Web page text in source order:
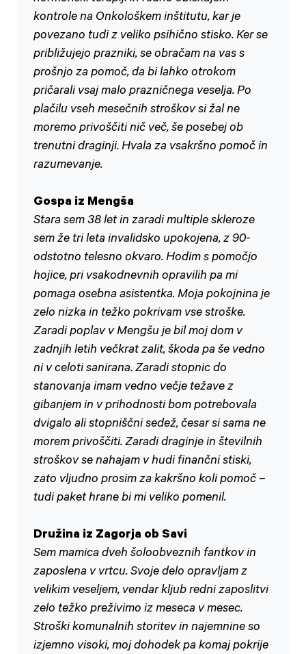
kontrole na Onkološkem inštitutu, kar je
povezano tudi z veliko psihično stisko. Ker se
približujejo prazniki, se obračam na vas s
prošnjo za pomoč, da bi lahko otrokom
pričarali vsaj malo prazničnega veselja. Po
plačilu vseh mesečnih stroškov si žal ne
moremo privoščiti nič več, še posebej ob
trenutni draginji. Hvala za vsakršno pomoč in
razumevanje.
Gospa iz Mengša
Stara sem 38 let in zaradi multiple skleroze
sem že tri leta invalidsko upokojena, z 90-
odstotno telesno okvaro. Hodim s pomočjo
hojice, pri vsakodnevnih opravilih pa mi
pomaga osebna asistentka. Moja pokojnina je
zelo nizka in težko pokrivam vse stroške.
Zaradi poplav v Mengšu je bil moj dom v
zadnjih letih večkrat zalit, škoda pa še vedno
ni v celoti sanirana. Zaradi stopnic do
stanovanja imam vedno večje težave z
gibanjem in v prihodnosti bom potrebovala
dvigalo ali stopniščni sedež, česar si sama ne
morem privoščiti. Zaradi draginje in številnih
stroškov se nahajam v hudi finančni stiski,
zato vljudno prosim za kakršno koli pomoč –
tudi paket hrane bi mi veliko pomenil.
Družina iz Zagorja ob Savi
Sem mamica dveh šoloobveznih fantkov in
zaposlena v vrtcu. Svoje delo opravljam z
velikim veseljem, vendar kljub redni zaposlitvi
zelo težko preživimo iz meseca v mesec.
Stroški komunalnih storitev in najemnine so
izjemno visoki, moj dohodek pa komaj pokrije